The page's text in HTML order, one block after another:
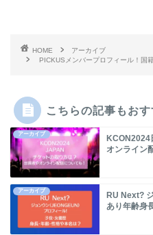
HOME
アーカイブ
PICKUSメンバープロフィール！国
こちらの記事もおす
アーカイブ
KCON2024
オンライン
アーカイブ
RU Next?
あり年齢身